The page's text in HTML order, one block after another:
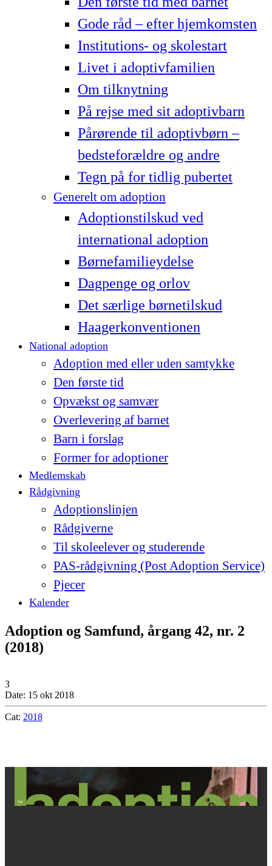
Gode råd – efter hjemkomsten
Institutions- og skolestart
Livet i adoptivfamilien
Om tilknytning
På rejse med sit adoptivbarn
Pårørende til adoptivbørn –
bedsteforældre og andre
Tegn på for tidlig pubertet
Generelt om adoption
Adoptionstilskud ved
international adoption
Børnefamilieydelse
Dagpenge og orlov
Det særlige børnetilskud
Haagerkonventionen
National adoption
Adoption med eller uden samtykke
Den første tid
Opvækst og samvær
Overlevering af barnet
Barn i forslag
Former for adoptioner
Medlemskab
Rådgivning
Adoptionslinjen
Rådgiverne
Til skoleelever og studerende
PAS-rådgivning (Post Adoption Service)
Pjecer
Kalender
Adoption og Samfund, årgang 42, nr. 2
(2018)
3
Date: 15 okt 2018
Cat: 2018